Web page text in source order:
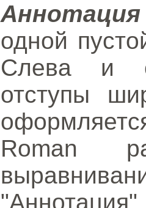
Аннотация
одной
Слева и
отступы
Roman